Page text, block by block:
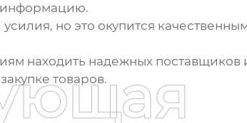
информацию.
но это окупится
находить надежных поставщиков
товаров.